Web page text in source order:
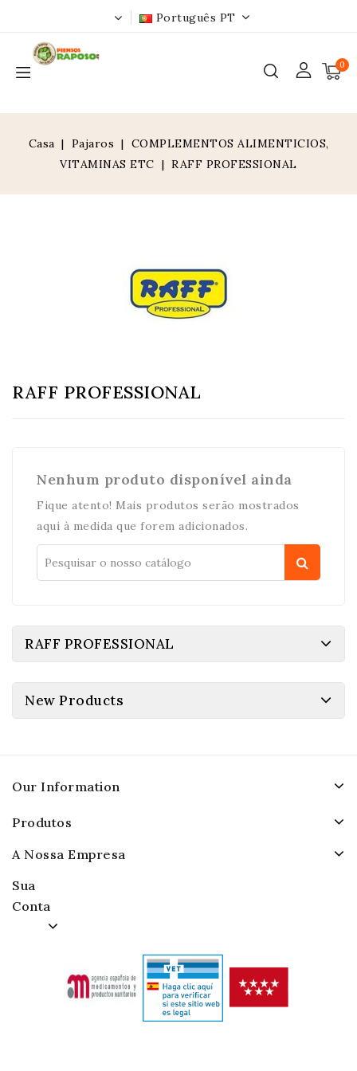
Português PT
0
Casa Pajaros
COMPLEMENTOS ALIMENTICIOS,
VITAMINAS ETC
RAFF PROFESSIONAL
RAFF PROFESSIONAL
Nenhum produto disponível ainda
Fique atento! Mais produtos serão mostrados
aqui à medida que forem adicionados.
RAFF PROFESSIONAL
New Products
Our Information
Produtos
A Nossa Empresa
Sua
Conta